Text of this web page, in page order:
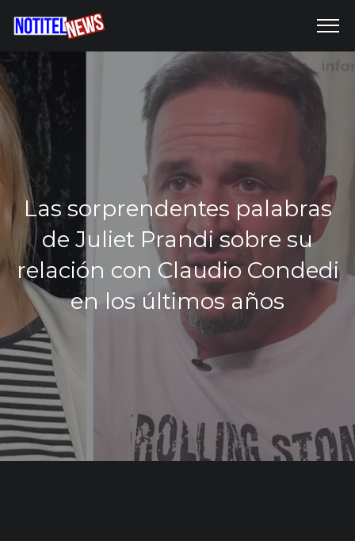
Las sorprendentes palabras
de Juliet Prandi sobre su
relación con Claudio Condedi
en los últimos años